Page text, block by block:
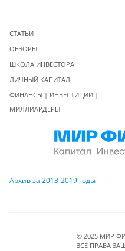
СТАТЬИ
ОБЗОРЫ
ШКОЛА ИНВЕСТОРА
ЛИЧНЫЙ КАПИТАЛ
ФИНАНСЫ | ИНВЕСТИЦИИ |
МИЛЛИАРДЕРЫ
Архив за 2013-2019 годы
© 2025 МИР
ВСЕ ПРАВА